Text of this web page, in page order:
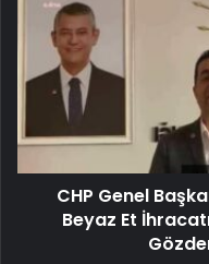
CHP Genel
Beyaz Et